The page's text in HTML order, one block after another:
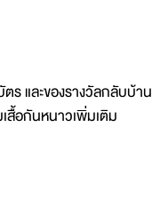
ร และของรางวัลกลับบ้าน
สื้อกันหนาวเพิ่มเติม